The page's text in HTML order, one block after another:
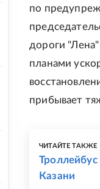
по
дороги
планами
прибывает
ЧИТАЙТЕ ТАКЖЕ
Казани